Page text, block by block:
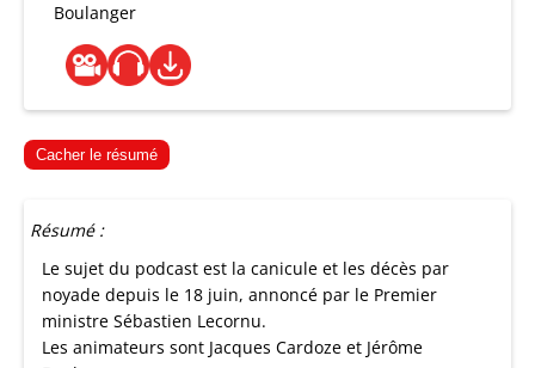
Boulanger
Cacher le résumé
Résumé :
Le sujet du podcast est la canicule et les décès par
noyade depuis le 18 juin, annoncé par le Premier
ministre Sébastien Lecornu.
Les animateurs sont Jacques Cardoze et Jérôme